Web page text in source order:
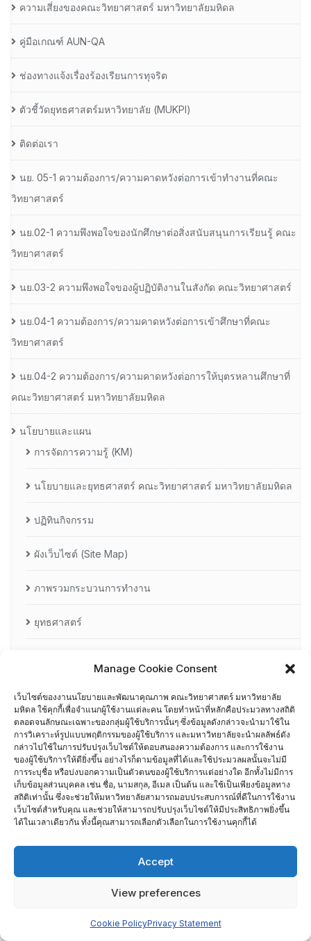
Manage Cookie Consent
เว็บไซต์ของงานนโยบายและพัฒนาคุณภาพ คณะวิทยาศาสตร์ มหาวิทยาลัย
มหิดล ใช้คุกกี้เพื่อจำแนกผู้ใช้งานแต่ละคน โดยทำหน้าที่หลักคือประมวลทางสถิติ
ตลอดจนลักษณะเฉพาะของกลุ่มผู้ใช้บริการนั้นๆ ซึ่งข้อมูลดังกล่าวจะนำมาใช้ใน
การวิเคราะห์รูปแบบพฤติกรรมของผู้ใช้บริการ และมหาวิทยาลัยจะนำผลลัพธ์ดัง
กล่าวไปใช้ในการปรับปรุงเว็บไซต์ให้ตอบสนองความต้องการ และการใช้งาน
ของผู้ใช้บริการให้ดียิ่งขึ้น อย่างไรก็ตามข้อมูลที่ได้และใช้ประมวลผลนั้นจะไม่มี
การระบุชื่อ หรือบ่งบอกความเป็นตัวตนของผู้ใช้บริการแต่อย่างใด อีกทั้งไม่มีการ
เก็บข้อมูลส่วนบุคคล เช่น ชื่อ, นามสกุล, อีเมล เป็นต้น และใช้เป็นเพียงข้อมูลทาง
สถิติเท่านั้น ซึ่งจะช่วยให้มหาวิทยาลัยสามารถมอบประสบการณ์ที่ดีในการใช้งาน
เว็บไซต์สำหรับคุณ และช่วยให้สามารถปรับปรุงเว็บไซต์ให้มีประสิทธิภาพยิ่งขึ้น
ได้ในเวลาเดียวกัน ทั้งนี้คุณสามารถเลือกตัวเลือกในการใช้งานคุกกี้ได้
Accept
View preferences
Cookie PolicyPrivacy Statement
ความเสี่ยงของคณะวิทยาศาสตร์ มหาวิทยาลัยมหิดล
คู่มือเกณฑ์ AUN-QA
ช่องทางแจ้งเรื่องร้องเรียนการทุจริต
ตัวชี้วัดยุทธศาสตร์มหาวิทยาลัย (MUKPI)
ติดต่อเรา
นย. 05-1 ความต้องการ/ความคาดหวังต่อการเข้าทำงานที่คณะ
วิทยาศาสตร์
นย.02-1 ความพึงพอใจของนักศึกษาต่อสิ่งสนับสนุนการเรียนรู้ คณะ
วิทยาศาสตร์
นย.03-2 ความพึงพอใจของผู้ปฏิบัติงานในสังกัด คณะวิทยาศาสตร์
นย.04-1 ความต้องการ/ความคาดหวังต่อการเข้าศึกษาที่คณะ
วิทยาศาสตร์
นย.04-2 ความต้องการ/ความคาดหวังต่อการให้บุตรหลานศึกษาที่
คณะวิทยาศาสตร์ มหาวิทยาลัยมหิดล
นโยบายและแผน
การจัดการความรู้ (KM)
นโยบายและยุทธศาสตร์ คณะวิทยาศาสตร์ มหาวิทยาลัยมหิดล
ปฏิทินกิจกรรม
ผังเว็บไซต์ (Site Map)
ภาพรวมกระบวนการทำงาน
ยุทธศาสตร์
บุคลากร
บุคลากรงานนโยบายและพัฒนาคุณภาพ คณะวิทยาศาสตร์
มหาวิทยาลัยมหิดล
TQA Application Report Writing
TQA Assessor
ผู้ผ่านการอบรม AUN-QA
ผู้ผ่านการอบรม EdPEx Assessor